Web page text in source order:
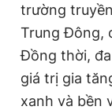
trường
Trung Đông,
Đồng thời,
giá trị gia
xanh và bền